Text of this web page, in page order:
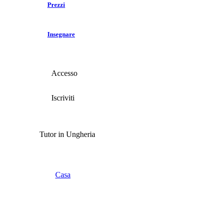
Prezzi
Insegnare
Accesso
Iscriviti
Tutor in Ungheria
Casa